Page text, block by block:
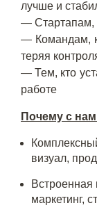
лучше и
— Стартапам,
— Командам,
теряя
— Тем, кто
работе
Почему с
визуал,
Встроенная
маркетинг,